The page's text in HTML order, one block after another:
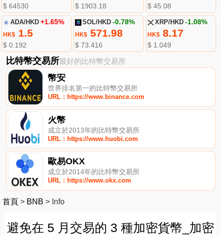
$ 64530 $ 1903.18 $ 45.08
ADA/HKD +1.65%
HK$1.5
$ 0.192
SOL/HKD -0.78%
HK$ 571.98
$ 73.416
XRP/HKD -1.08%
HK$8.17
$ 1.049
比特幣交易所最好的比特幣交易所
幣安
世界排名第一的比特幣交易所
URL：https://www.binance.com
火幣
成立於2013年的比特幣交易所
URL：https://www.huobi.com
歐易OKX
成立於2014年的比特幣交易所
URL：https://www.okx.com
首頁 > BNB > Info
避免在 5 月交易的 3 種加密貨幣_加密